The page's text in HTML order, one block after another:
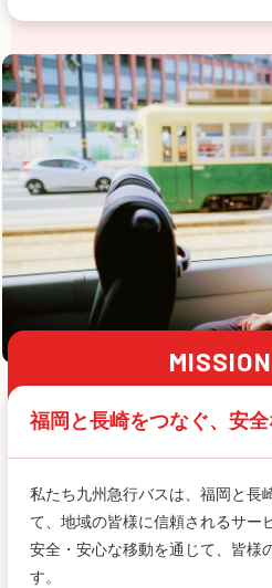
MISSION
福岡と長崎をつなぐ、 安
私たち九州急行バスは、福岡と長
て、地域の皆様に信頼されるサー
安全・安心な移動を通じて、皆様
す。